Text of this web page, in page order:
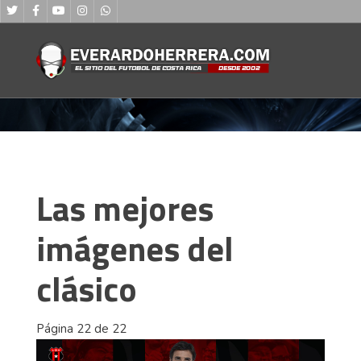
Las mejores
imágenes del
clásico
Página 22 de 22